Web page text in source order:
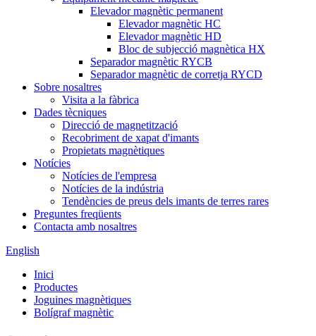
Elevador magnètic permanent
Elevador magnètic HC
Elevador magnètic HD
Bloc de subjecció magnètica HX
Separador magnètic RYCB
Separador magnètic de corretja RYCD
Sobre nosaltres
Visita a la fàbrica
Dades tècniques
Direcció de magnetització
Recobriment de xapat d'imants
Propietats magnètiques
Notícies
Notícies de l'empresa
Notícies de la indústria
Tendències de preus dels imants de terres rares
Preguntes freqüents
Contacta amb nosaltres
English
Inici
Productes
Joguines magnètiques
Bolígraf magnètic